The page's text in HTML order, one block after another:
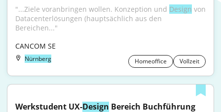
"...Ziele voranbringen wollen. Konzeption und Design von
Datacenterlösungen (hauptsächlich aus den
Bereichen..."
CANCOM SE
Nürnberg Homeoffice Vollzeit
Werkstudent UX-Design Bereich Buchführung